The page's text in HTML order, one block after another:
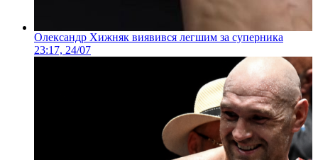
Олександр Хижняк виявився легшим за суперника
23:17, 24/07